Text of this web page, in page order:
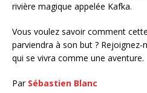
rivière magique appelée Kafka.
Vous voulez savoir comment
parviendra à son but ?
qui se vivra comme une aventure.
Par Sébastien Blanc